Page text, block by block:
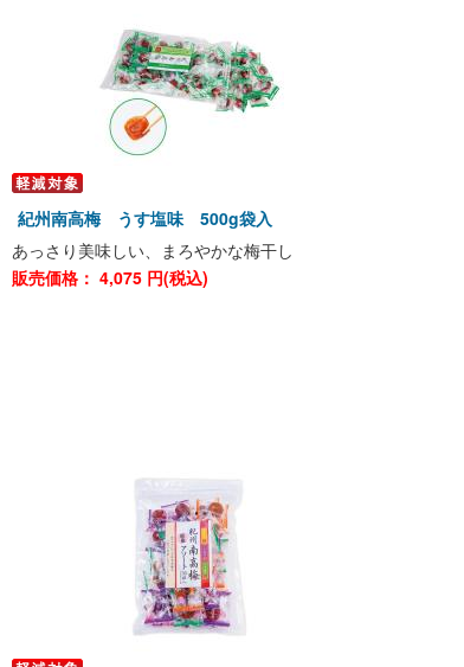
紀州南高梅 うす塩味 500g袋入
あっさり美味しい、まろやかな梅干し
販売価格： 4,075 円(税込)